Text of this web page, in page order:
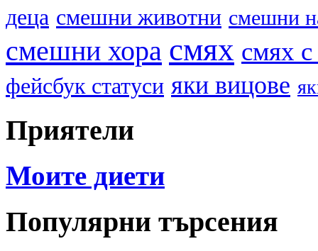
деца смешни животни смешни
смешни хора смях смях
фейсбук статуси яки вицове
Приятели
Моите диети
Популярни търсения